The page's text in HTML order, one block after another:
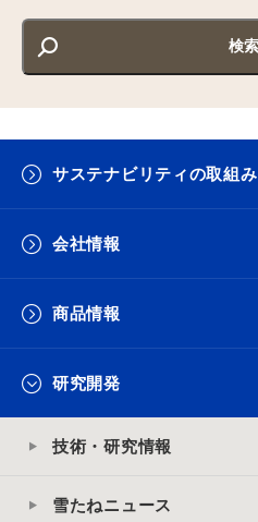
サステナビリティの取組み
会社情報
商品情報
研究開発
技術・研究情報
雪たねニュース